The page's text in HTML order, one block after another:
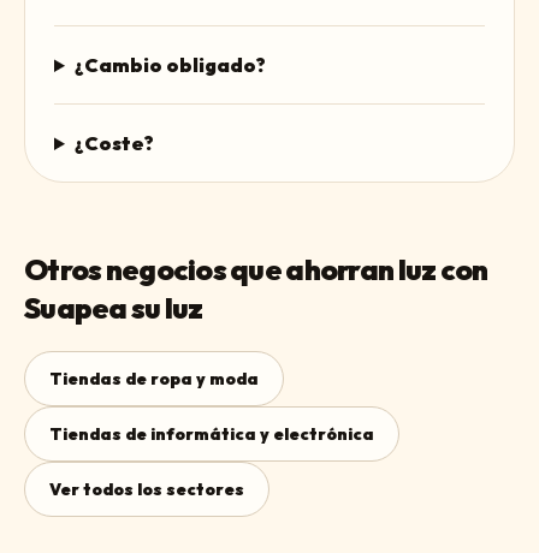
¿Cambio obligado?
¿Coste?
Otros negocios que ahorran luz con
Suapea su luz
Tiendas de ropa y moda
Tiendas de informática y electrónica
Ver todos los sectores